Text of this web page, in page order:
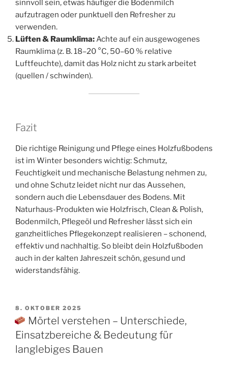
sinnvoll sein, etwas häufiger die Bodenmilch
aufzutragen oder punktuell den Refresher zu
verwenden.
Lüften & Raumklima:Achte auf ein ausgewogenes
Raumklima (z. B. 18–20 °C, 50–60 % relative
Luftfeuchte), damit das Holz nicht zu stark arbeitet
(quellen / schwinden).
Fazit
Die richtige Reinigung und Pflege eines Holzfußbodens
ist im Winter besonders wichtig: Schmutz,
Feuchtigkeit und mechanische Belastung nehmen zu,
und ohne Schutz leidet nicht nur das Aussehen,
sondern auch die Lebensdauer des Bodens. Mit
Naturhaus-Produkten wie Holzfrisch, Clean & Polish,
Bodenmilch, Pflegeöl und Refresher lässt sich ein
ganzheitliches Pflegekonzept realisieren – schonend,
effektiv und nachhaltig. So bleibt dein Holzfußboden
auch in der kalten Jahreszeit schön, gesund und
widerstandsfähig.
VERÖFFENTLICHT
AM
8. OKTOBER 2025
Mörtel verstehen – Unterschiede,
Einsatzbereiche & Bedeutung für
langlebiges Bauen